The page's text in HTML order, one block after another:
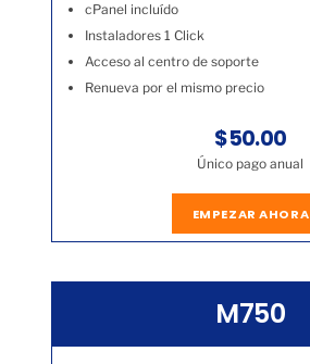
cPanel incluído
Instaladores 1 Click
Acceso al centro de soporte
Renueva por el mismo precio
$50.00
Único pago anual
EMPEZAR AHORA
M750